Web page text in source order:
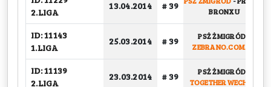
2.LIGA
13.04.2014 # 39
BRONXU
ID: 11143
1.LIGA
25.03.2014 # 39 PSŻ ŻMIGRÓD
ZEBRANO.COM.PL
ID: 11139
2.LIGA
23.03.2014 # 39 PSŻ ŻMIGRÓD
TOGETHERWECHILL